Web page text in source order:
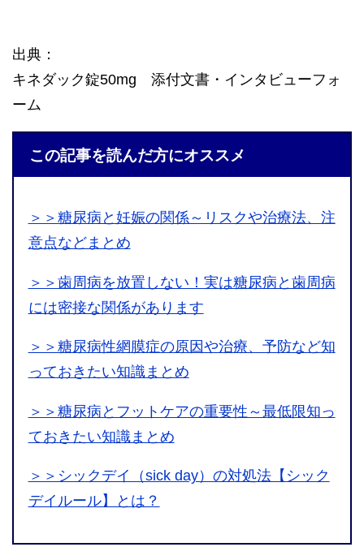
出典：
キネダック錠50mg 添付文書・インタビューフォ
ーム
この記事を読んだ方にオススメ
＞＞糖尿病と妊娠の関係～リスクや治療法、注
意点などまとめ
＞＞歯周病を放置しない！実は糖尿病と歯周病
には密接な関係があります
＞＞糖尿病性網膜症の原因や治療、予防など知
っておきたい知識まとめ
＞＞糖尿病とフットケアの重要性～最低限知っ
ておきたい知識まとめ
＞＞シックデイ（sick day）の対処法【シック
デイルール】とは？